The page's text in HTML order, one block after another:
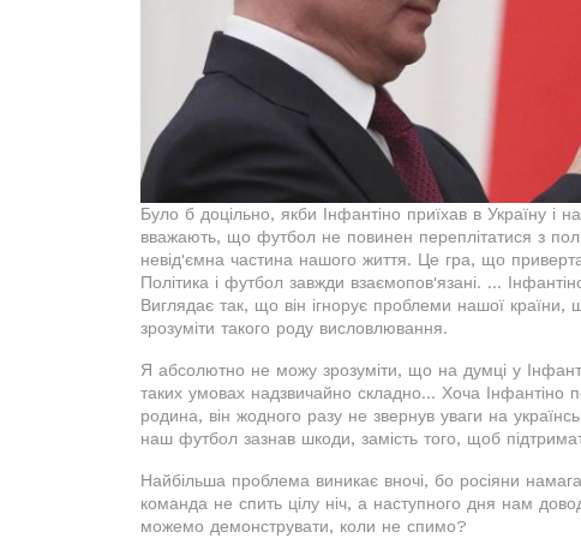
Було б доцільно, якби Інфантіно приїхав в Україну і
вважають, що футбол не повинен переплітатися з
невід'ємна частина нашого життя. Це гра, що
Політика і футбол завжди взаємопов'язані. ...
Виглядає так, що він ігнорує проблеми нашої
зрозуміти такого роду висловлювання.
Я абсолютно не можу зрозуміти, що на думці у
таких умовах надзвичайно складно... Хоча
родина, він жодного разу не звернув уваги на
наш футбол зазнав шкоди, замість того, щоб
Найбільша проблема виникає вночі, бо росіяни
команда не спить цілу ніч, а наступного дня нам
можемо демонструвати, коли не спимо?